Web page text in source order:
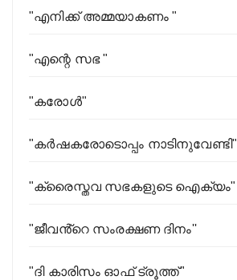
"എനിക്ക് അമ്മയാകണം "
"എന്റെ സഭ "
"കരോൾ"
"കര്‍ഷകരോടൊപ്പം നാടിനുവേണ്ടി"
"ക്രൈസ്തവ സഭകളുടെ ഐക്യം"
"ജീവൻ്റെ സംരക്ഷണ ദിനം''
"ദി കാരിസം ഓഫ് ട്രൂത്ത്"